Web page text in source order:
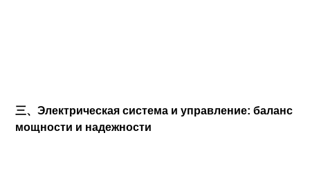
三、Электрическая система и управление: баланс
мощности и надежности